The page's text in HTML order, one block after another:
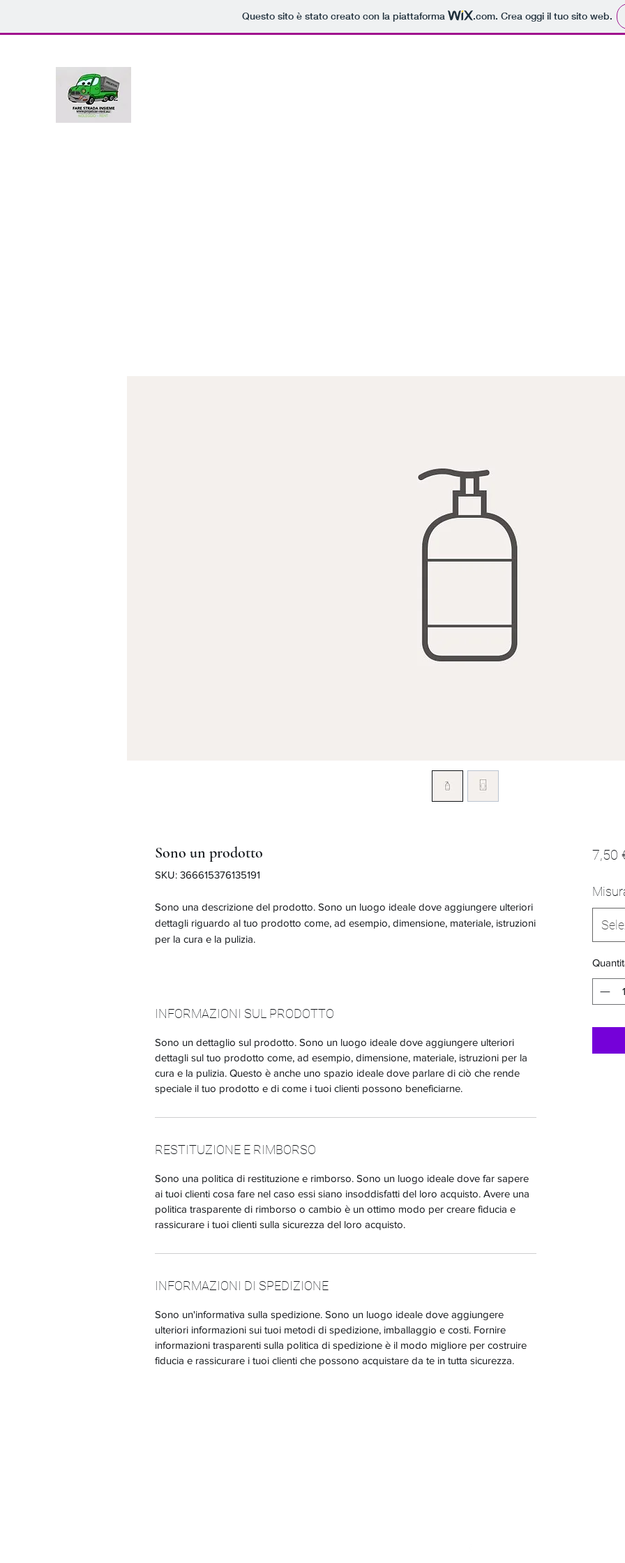
Questo sito è stato creato con la piattaforma .com. Crea oggi il tuo sito web.
Sono un prodotto
SKU: 366615376135191
Sono una descrizione del prodotto. Sono un luogo ideale dove aggiungere ulteriori
dettagli riguardo al tuo prodotto come, ad esempio, dimensione, materiale, istruzioni
per la cura e la pulizia.
INFORMAZIONI SUL PRODOTTO
Sono un dettaglio sul prodotto. Sono un luogo ideale dove aggiungere ulteriori
dettagli sul tuo prodotto come, ad esempio, dimensione, materiale, istruzioni per la
cura e la pulizia. Questo è anche uno spazio ideale dove parlare di ciò che rende
speciale il tuo prodotto e di come i tuoi clienti possono beneficiarne.
RESTITUZIONE E RIMBORSO
Sono una politica di restituzione e rimborso. Sono un luogo ideale dove far sapere
ai tuoi clienti cosa fare nel caso essi siano insoddisfatti del loro acquisto. Avere una
politica trasparente di rimborso o cambio è un ottimo modo per creare fiducia e
rassicurare i tuoi clienti sulla sicurezza del loro acquisto.
INFORMAZIONI DI SPEDIZIONE
Sono un'informativa sulla spedizione. Sono un luogo ideale dove aggiungere
ulteriori informazioni sui tuoi metodi di spedizione, imballaggio e costi. Fornire
informazioni trasparenti sulla politica di spedizione è il modo migliore per costruire
fiducia e rassicurare i tuoi clienti che possono acquistare da te in tutta sicurezza.
7,50